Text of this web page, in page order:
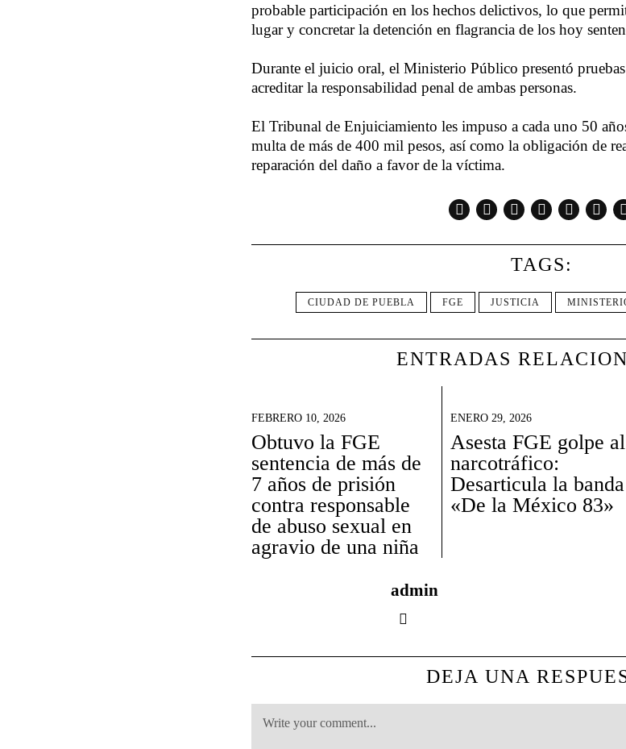
probable participación en los hechos delictivos, lo que
lugar y concretar la detención en flagrancia de los hoy
Durante el juicio oral, el Ministerio Público presentó
acreditar la responsabilidad penal de ambas personas.
El Tribunal de Enjuiciamiento les impuso a cada uno 50
multa de más de 400 mil pesos, así como la obligación de
reparación del daño a favor de la víctima.
TAGS:
CIUDAD DE PUEBLA FGE JUSTICIA
ENTRADAS
FEBRERO 10, 2026
Obtuvo la FGE
sentencia de más de
7 años de prisión
contra responsable
de abuso sexual en
agravio de una niña
ENERO 29, 2026
Asesta FGE golpe al
narcotráfico:
Desarticula la banda
«De la México 83»
admin
DEJA UNA